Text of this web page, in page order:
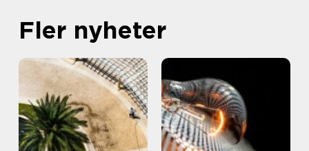
Fler nyheter